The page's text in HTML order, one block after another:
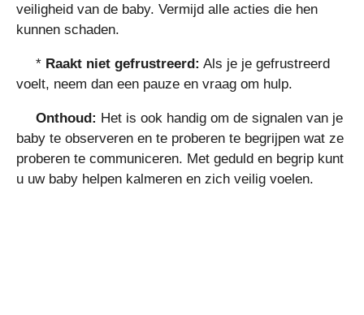
veiligheid van de baby. Vermijd alle acties die hen
kunnen schaden.
* Raakt niet gefrustreerd: Als je je gefrustreerd
voelt, neem dan een pauze en vraag om hulp.
Onthoud: Het is ook handig om de signalen van je
baby te observeren en te proberen te begrijpen wat ze
proberen te communiceren. Met geduld en begrip kunt
u uw baby helpen kalmeren en zich veilig voelen.